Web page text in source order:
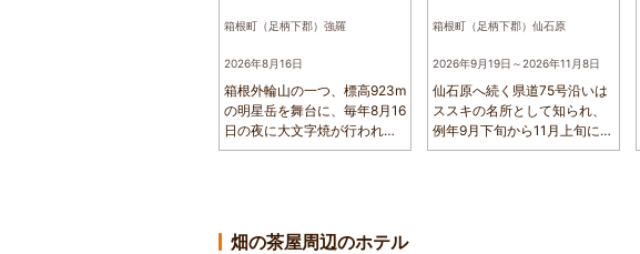
箱根町（足柄下郡）強羅
2026年8月16日
箱根外輪山の一つ、標高923m
の明星岳を舞台に、毎年8月16
日の夜に大文字焼が行われま
す。大正10...
箱根町（足柄下郡）仙石原
2026年9月19日～2026年11月8日
仙石原へ続く県道75号沿いは
ススキの名所として知られ、
例年9月下旬から11月上旬にか
けて、すす...
畑の茶屋周辺のホテル